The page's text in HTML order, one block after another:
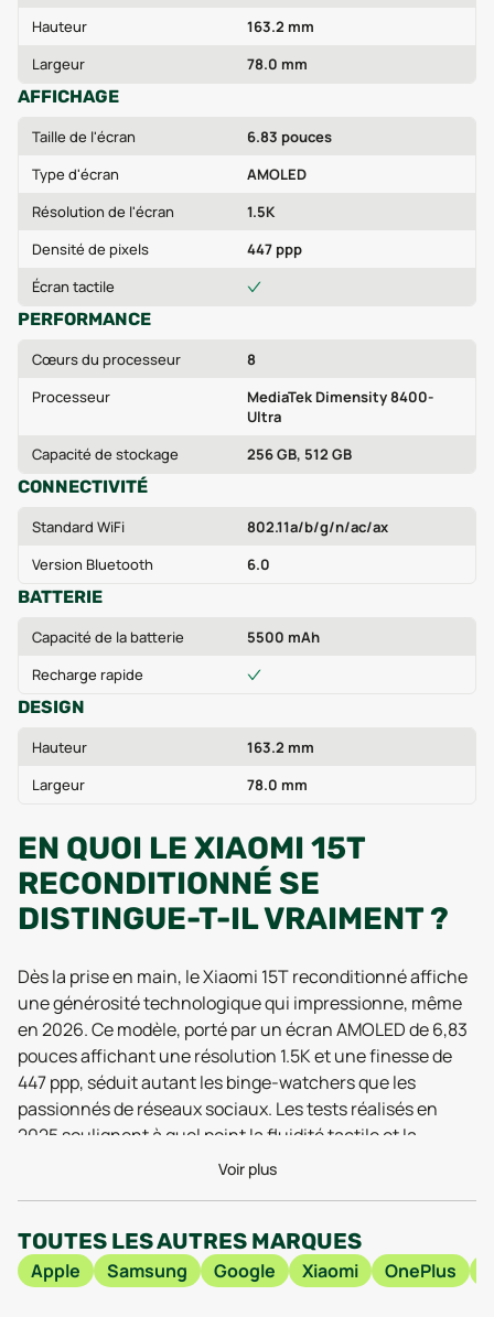
Hauteur
163.2 mm
Largeur
78.0 mm
AFFICHAGE
Taille de l'écran
6.83 pouces
Type d'écran
AMOLED
Résolution de l'écran
1.5K
Densité de pixels
447 ppp
Écran tactile
PERFORMANCE
Cœurs du processeur
8
Processeur
MediaTek Dimensity 8400-
Ultra
Capacité de stockage
256 GB, 512 GB
CONNECTIVITÉ
Standard WiFi
802.11a/b/g/n/ac/ax
Version Bluetooth
6.0
BATTERIE
Capacité de la batterie
5500 mAh
Recharge rapide
DESIGN
Hauteur
163.2 mm
Largeur
78.0 mm
EN QUOI LE XIAOMI 15T
RECONDITIONNÉ SE
DISTINGUE-T-IL VRAIMENT ?
Dès la prise en main, le Xiaomi 15T reconditionné affiche
une générosité technologique qui impressionne, même
en 2026. Ce modèle, porté par un écran AMOLED de 6,83
pouces affichant une résolution 1.5K et une finesse de
447 ppp, séduit autant les binge-watchers que les
passionnés de réseaux sociaux. Les tests réalisés en
2025 soulignent à quel point la fluidité tactile et la
luminosité élevée du 15T reconditionné rivalisent avec
grande force de ce smartphone, c’est aussi sa webcam
de 32 MP, qui fait des merveilles en visioconférence
comme en photo du quotidien, bien aidée par les
Voir plus
TOUTES LES AUTRES MARQUES
Apple Samsung Google Xiaomi OnePlus